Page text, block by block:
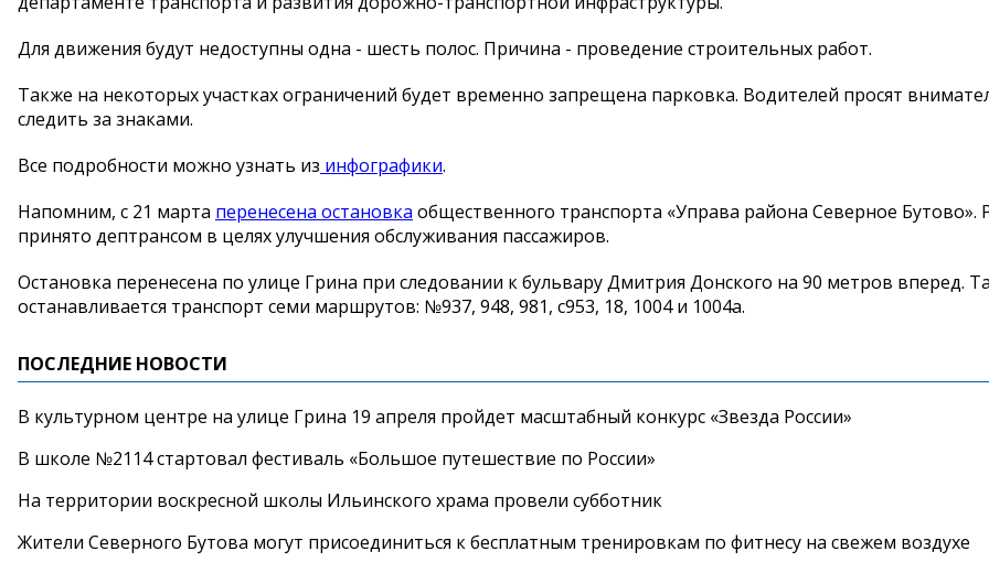
Для движения будут недоступны одна - шесть полос. Причина - проведение строительных работ.
Также на некоторых участках ограничений будет временно запрещена парковка. Водителей просят
следить за знаками.
Все подробности можно узнать из инфографики.
Напомним, с 21 марта перенесена остановка общественного транспорта «Управа района Северное Бутово».
принято дептрансом в целях улучшения обслуживания пассажиров.
Остановка перенесена по улице Грина при следовании к бульвару Дмитрия Донского на 90 метров вперед.
останавливается транспорт семи маршрутов: №937, 948, 981, с953, 18, 1004 и 1004а.
ПОСЛЕДНИЕ НОВОСТИ
В культурном центре на улице Грина 19 апреля пройдет масштабный конкурс «Звезда России»
В школе №2114 стартовал фестиваль «Большое путешествие по России»
На территории воскресной школы Ильинского храма провели субботник
Жители Северного Бутова могут присоединиться к бесплатным тренировкам по фитнесу на свежем воздухе